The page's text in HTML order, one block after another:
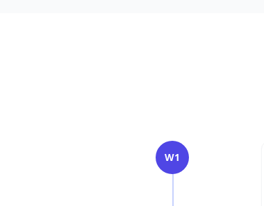
W1